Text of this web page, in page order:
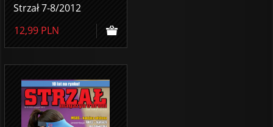
Strzał 7-8/2012
12,99 PLN